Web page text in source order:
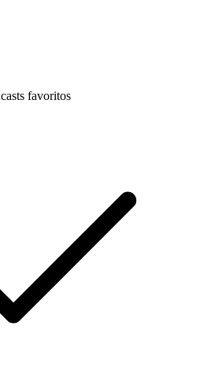
favoritos